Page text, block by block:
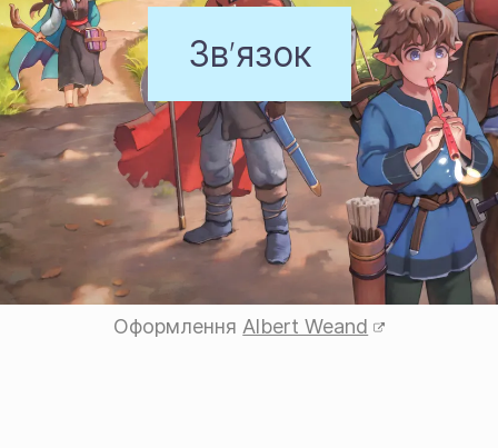
Зв'язок
Оформлення Albert Weand